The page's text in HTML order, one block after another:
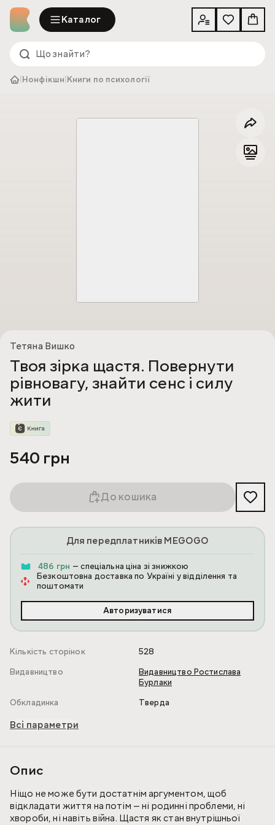
Каталог
Нонфікшн Книги по психології
Тетяна Вишко
Твоя зірка щастя. Повернути
рівновагу, знайти сенс і силу
жити
540 грн
До кошика
Для передплатників MEGOGO
486 грн — спеціальна ціна зі знижкою
Безкоштовна доставка по Україні у відділення та
поштомати
Авторизуватися
Кількість сторінок
528
Видавництво
Видавництво Ростислава
Бурлаки
Обкладинка
Тверда
Всі параметри
Опис
Ніщо не може бути достатнім аргументом, щоб
відкладати життя на потім — ні родинні проблеми, ні
хвороби, ні навіть війна. Щастя як стан внутрішньої